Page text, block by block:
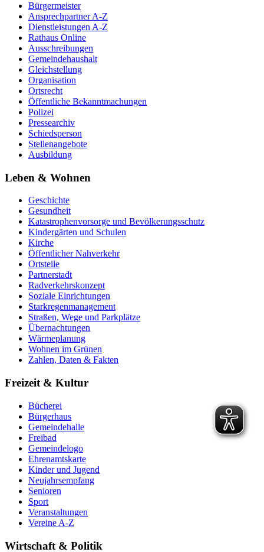
Bürgermeister
Ansprechpartner A-Z
Dienstleistungen A-Z
Rathaus Online
Ausschreibungen
Gemeindehaushalt
Gleichstellung
Organisation
Ortsrecht
Öffentliche Bekanntmachungen
Polizei
Pressearchiv
Schiedsperson
Stellenangebote
Ausbildung
Leben & Wohnen
Geschichte
Gesundheit
Katastrophenvorsorge und Bevölkerungsschutz
Kindergärten und Schulen
Kirche
Öffentlicher Nahverkehr
Ortsteile
Partnerstadt
Radverkehrskonzept
Soziale Einrichtungen
Starkregenmanagement
Straßen, Wege und Parkplätze
Übernachtungen
Wärmeplanung
Wohnen im Grünen
Zahlen, Daten & Fakten
Freizeit & Kultur
Bücherei
Bürgerhaus
Gemeindehalle
Freibad
Gemeindelogo
Ehrenamtskarte
Kinder und Jugend
Neujahrsempfang
Senioren
Sport
Veranstaltungen
Vereine A-Z
Wirtschaft & Politik